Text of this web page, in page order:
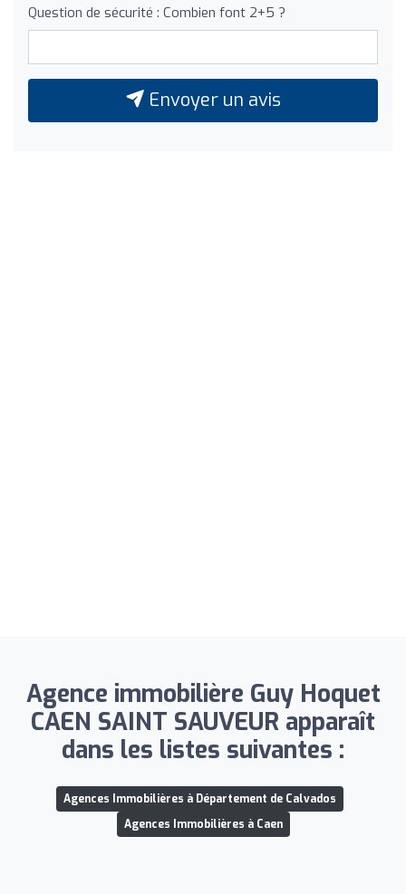
Question de sécurité : Combien font 2+5 ?
Envoyer un avis
Agence immobilière Guy Hoquet
CAEN SAINT SAUVEUR apparaît
dans les listes suivantes :
Agences Immobilières à Département de Calvados
Agences Immobilières à Caen